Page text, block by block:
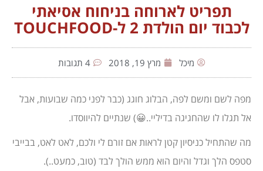
תפריט לארוחה בניחוח אסיאתי
לכבוד יום הולדת 2 ל-TOUCHFOOD
מיכל מרץ 19, 2018 4 תגובות
מפה לשם ומשם לפה, הבלוג חוגג (כבר לפני כמה שבועות, אבל
אל תגלו לו שהחגיגה בדיליי..😀) שנתיים להיווסדו.
מה שהתחיל כניסיון קטן לראות אם זורם לי ולכם, לאט לאט, בבייבי
סטפס הלך וגדל והיום הוא ממש הולך לבד (טוב, כמעט..).